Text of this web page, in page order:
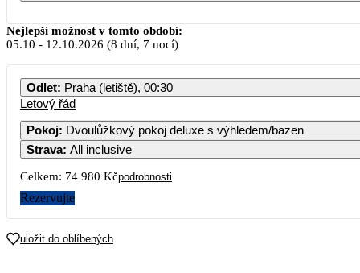
Nejlepší možnost v tomto období:
05.10 - 12.10.2026 (8 dní, 7 nocí)
Odlet: Praha (letiště), 00:30
Letový řád
Pokoj: Dvoulůžkový pokoj deluxe s výhledem/bazen
Strava: All inclusive
Celkem: 74 980 Kčpodrobnosti
Rezervujte
uložit do oblíbených